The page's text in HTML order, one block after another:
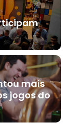
mais
jogos do